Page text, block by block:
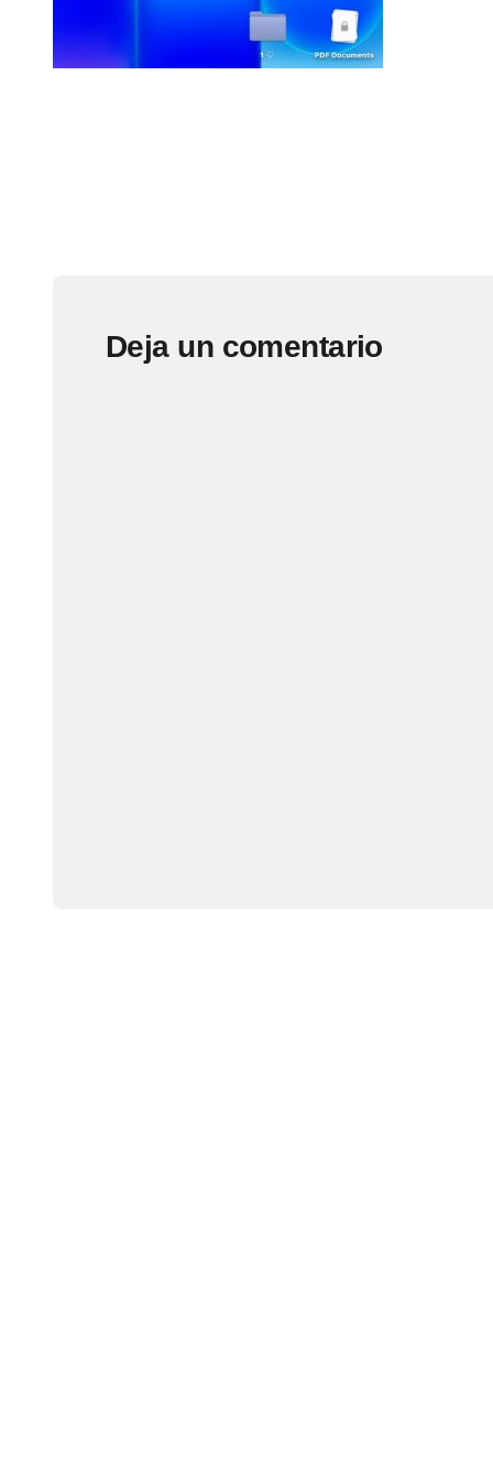
Deja un comentario